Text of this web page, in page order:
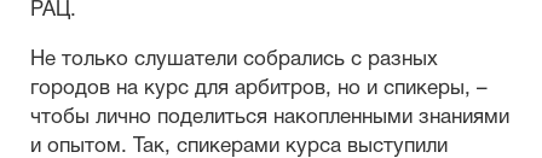
РАЦ.
Не только слушатели собрались с разных
городов на курс для арбитров, но и спикеры, –
чтобы лично поделиться накопленными знаниями
и опытом. Так, спикерами курса выступили